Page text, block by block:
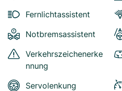
Fernlichtassistent
Notbremsassistent
Verkehrszeichenerke
nnung
Servolenkung